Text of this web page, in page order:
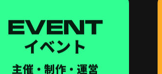
EVENT
イベント
主催・制作・運営